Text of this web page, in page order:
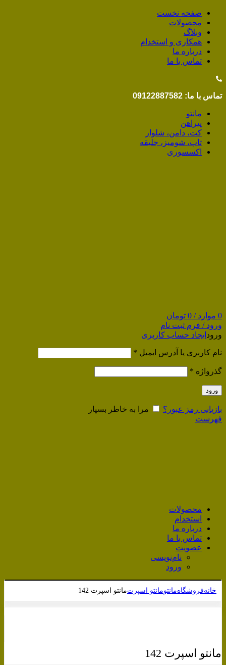
صفحه نخست
محصولات
وبلاگ
همکاری و استخدام
درباره ما
تماس با ما
تماس با ما: 09122887582
مانتو
پیراهن
کت، دامن، شلوار
تاپ، شومیز، جلیقه
اکسسوری
0 موارد /
0 تومان
ورود / فرم ثبت نام
ورود ایجاد حساب کاربری
نام کاربری یا آدرس ایمیل *
گذرواژه *
ورود
بازیابی رمز عبور؟
مرا به خاطر بسپار
فهرست
محصولات
استخدام
درباره ما
تماس با ما
عضویت
نام‌نویسی
ورود
خانهفروشگاهمانتومانتو اسپرتمانتو اسپرت 142
مانتو اسپرت 142